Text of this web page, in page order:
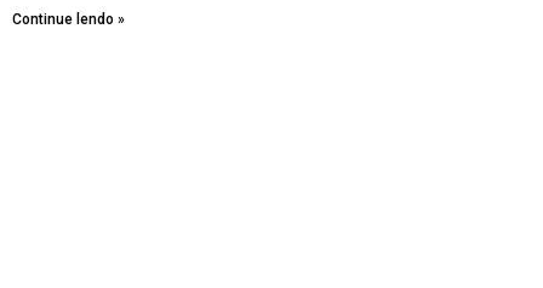
Continue lendo »